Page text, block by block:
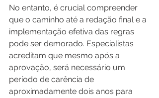
No entanto, é crucial compreender
que o caminho até a redação final e a
implementação efetiva das regras
pode ser demorado. Especialistas
acreditam que mesmo após a
aprovação, será necessário um
período de carência de
aproximadamente dois anos para